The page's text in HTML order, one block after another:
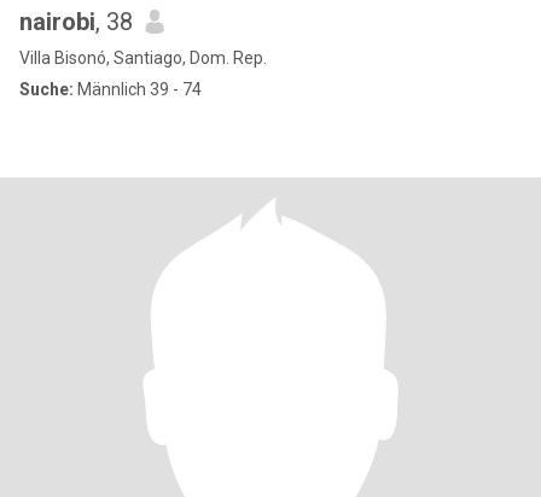
nairobi, 38
Villa Bisonó, Santiago, Dom. Rep.
Suche: Männlich 39 - 74